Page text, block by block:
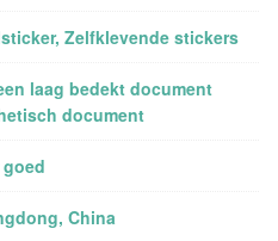
Zelfklevende stickers
laag bedekt document
document
China